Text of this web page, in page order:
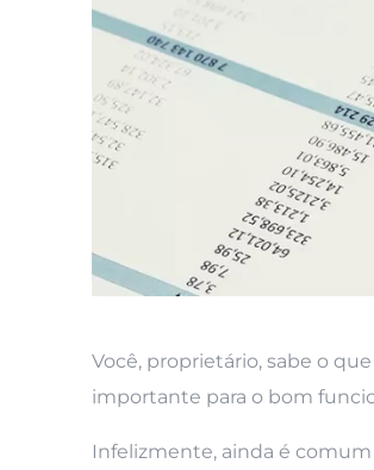
Você, proprietário, sabe o
importante para o bom
Infelizmente, ainda é